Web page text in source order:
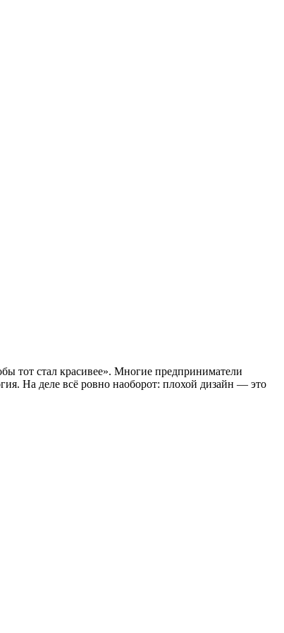
тот стал красивее». Многие предприниматели
На деле всё ровно наоборот: плохой дизайн — это